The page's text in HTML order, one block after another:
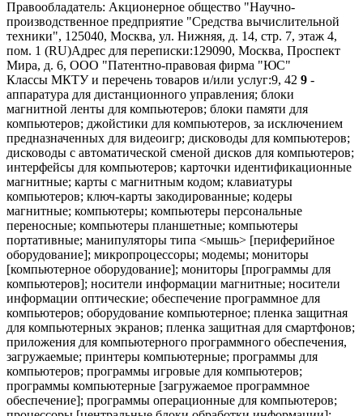
Правообладатель: Акционерное общество "Научно-
производственное предприятие "Средства вычислительной
техники", 125040, Москва, ул. Нижняя, д. 14, стр. 7, этаж 4,
пом. 1 (RU)Адрес для переписки:129090, Москва, Проспект
Мира, д. 6, ООО "Патентно-правовая фирма "ЮС"
Классы МКТУ и перечень товаров и/или услуг:9, 42 9 -
аппаратура для дистанционного управления; блоки
магнитной ленты для компьютеров; блоки памяти для
компьютеров; джойстики для компьютеров, за исключением
предназначенных для видеоигр; дисководы для компьютеров;
дисководы с автоматической сменой дисков для компьютеров;
интерфейсы для компьютеров; карточки идентификационные
магнитные; карты с магнитным кодом; клавиатуры
компьютеров; ключ-карты закодированные; кодеры
магнитные; компьютеры; компьютеры персональные
переносные; компьютеры планшетные; компьютеры
портативные; манипуляторы типа <мышь> [периферийное
оборудование]; микропроцессоры; модемы; мониторы
[компьютерное оборудование]; мониторы [программы для
компьютеров]; носители информации магнитные; носители
информации оптические; обеспечение программное для
компьютеров; оборудование компьютерное; пленка защитная
для компьютерных экранов; пленка защитная для смартфонов;
приложения для компьютерного программного обеспечения,
загружаемые; принтеры компьютерные; программы для
компьютеров; программы игровые для компьютеров;
программы компьютерные [загружаемое программное
обеспечение]; программы операционные для компьютеров;